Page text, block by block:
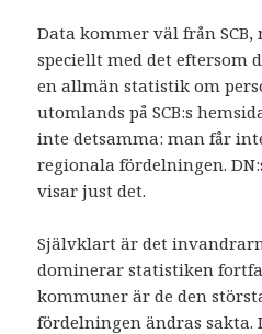
Data kommer väl från SCB,
speciellt med det eftersom
en allmän statistik om
utomlands på SCB:s
inte detsamma: man får
regionala fördelningen.
visar just det.
Självklart är det
dominerar statistiken
kommuner är de den
fördelningen ändras sakta.